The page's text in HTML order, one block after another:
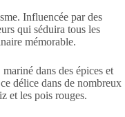
Influencée par des
qui séduira tous les
mémorable.
dans des épices et
délice dans de nombreux
et les pois rouges.